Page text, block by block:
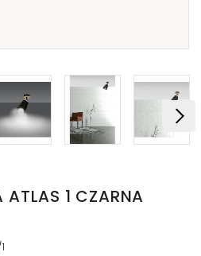
ATLAS 1 CZARNA